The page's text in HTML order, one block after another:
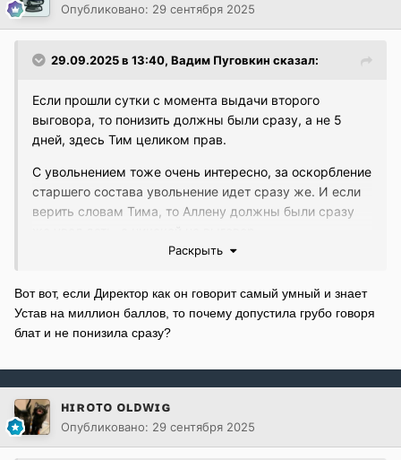
Опубликовано: 29 сентября 2025
29.09.2025 в 13:40, Вадим Пуговкин сказал:
Если прошли сутки с момента выдачи второго
выговора, то понизить должны были сразу, а не 5
дней, здесь Тим целиком прав.
С увольнением тоже очень интересно, за оскорбление
старшего состава увольнение идет сразу же. И если
верить словам Тима, то Аллену должны были сразу
оскорблений от Коди) поэтому опять же все
неоднозначно
UPD: Доказательство оска Коди увидел, тут никакого
выговора быть не должно
Раскрыть
Вот вот, если Директор как он говорит самый умный и знает
Устав на миллион баллов, то почему допустила грубо говоря
блат и не понизила сразу?
ʜɪʀᴏᴛᴏ ᴏʟᴅᴡɪɢ
Опубликовано: 29 сентября 2025